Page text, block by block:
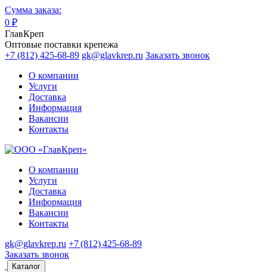
Сумма заказа:
0 ₽
ГлавКреп
Оптовые поставки крепежа
+7 (812) 425-68-89 gk@glavkrep.ru Заказать звонок
О компании
Услуги
Доставка
Информация
Вакансии
Контакты
О компании
Услуги
Доставка
Информация
Вакансии
Контакты
gk@glavkrep.ru +7 (812) 425-68-89
Заказать звонок
Каталог